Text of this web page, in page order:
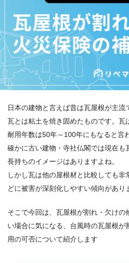
日本の建物と言えば昔は瓦屋根が主流
瓦とは粘土を焼き固めたものです。瓦
耐用年数は50年～100年にもなると言
確かに古い建物・寺社仏閣では現在も
長持ちのイメージはありますよね。
しかし瓦は他の屋根材と比較しても
どに被害が深刻化しやすい傾向があり
そこで今回は、瓦屋根が割れ・欠けの
い場合に気になる、台風時の瓦屋根が
用の可否について紹介します